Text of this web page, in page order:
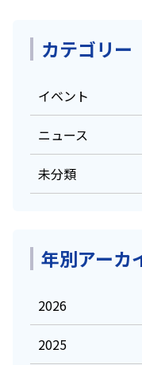
カテゴリー
イベント
ニュース
未分類
年別アーカ
2026
2025